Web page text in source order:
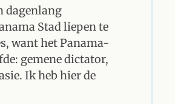
dagenlang
Stad liepen te
want het Panama-
gemene dictator,
Ik heb hier de